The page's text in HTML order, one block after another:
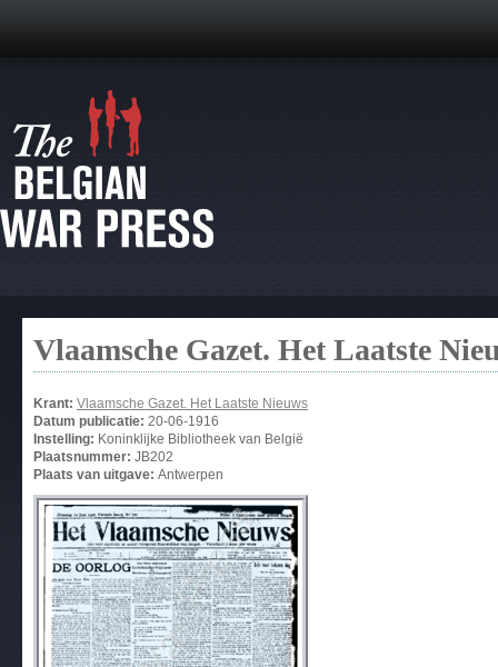
Vlaamsche Gazet. Het Laatste
Krant: Vlaamsche Gazet. Het Laatste Nieuws
Datum publicatie: 20-06-1916
Instelling: Koninklijke Bibliotheek van België
Plaatsnummer: JB202
Plaats van uitgave: Antwerpen